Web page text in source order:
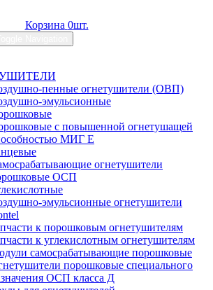
Корзина 0шт.
пенные огнетушители (ОВП)
эмульсионные
с повышенной огнетушащей
МИГ Е
огнетушители
ОСП
эмульсионные огнетушители
к порошковым огнетушителям
к углекислотным огнетушителям
самосрабатывающие порошковые
порошковые специального
ОСП класса Д